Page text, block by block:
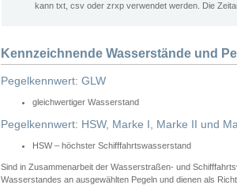
kann txt, csv oder zrxp verwendet werden. Die
Kennzeichnende Wasserstände und
Pegelkennwert: GLW
gleichwertiger Wasserstand
Pegelkennwert: HSW, Marke I, Marke II und
HSW – höchster Schifffahrtswasserstand
Sind in Zusammenarbeit der Wasserstraßen- und
Wasserstandes an ausgewählten Pegeln und dienen als